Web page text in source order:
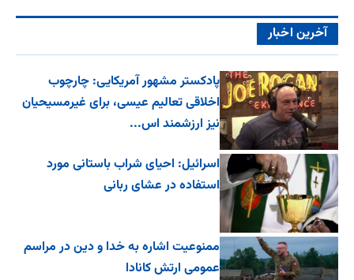
آخرین اخبار
پادکستر مشهور آمریکایی: چارچوب
اخلاقی تعالیم عیسی، برای غیرمسیحیان
نیز ارزشمند اس...
اسرائیل: احیای شراب باستانی مورد
استفاده در عشای ربانی
ممنوعیت اشاره به خدا و دین در مراسم
عمومی ارتش کانادا